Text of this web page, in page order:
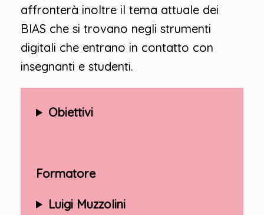
affronterà inoltre il tema attuale dei
BIAS che si trovano negli strumenti
digitali che entrano in contatto con
insegnanti e studenti.
Obiettivi
Formatore
Luigi Muzzolini